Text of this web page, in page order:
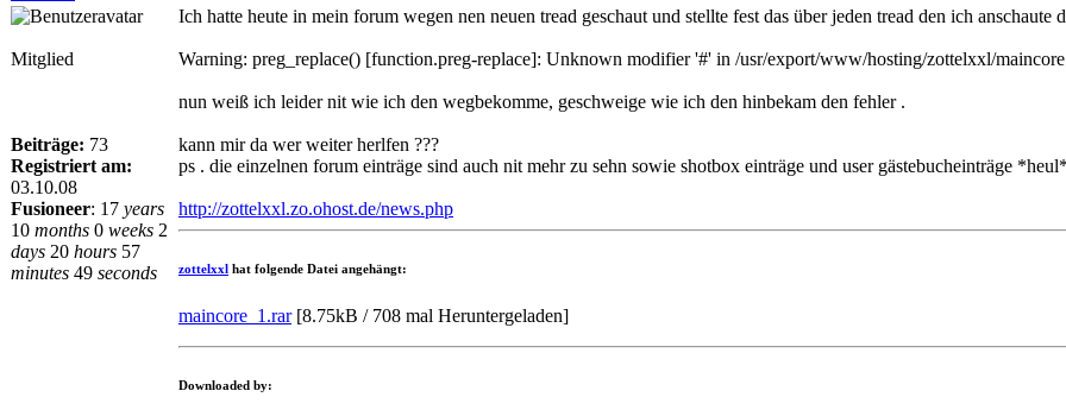
Mitglied
Beiträge: 73
Registriert am:
03.10.08
Fusioneer: 17 years
10 months 0 weeks 2
days 20 hours 57
minutes 49 seconds
Ich hatte heute in mein forum wegen nen neuen tread geschaut und stellte fest das über jeden tread den ich anschaute
Warning: preg_replace() [function.preg-replace]: Unknown modifier '#' in /usr/export/www/hosting/zottelxxl/
nun weiß ich leider nit wie ich den wegbekomme, geschweige wie ich den hinbekam den fehler .
kann mir da wer weiter herlfen ???
ps . die einzelnen forum einträge sind auch nit mehr zu sehn sowie shotbox einträge und user gästebucheinträge
http://zottelxxl.zo.ohost.de/news.php
zottelxxl hat folgende Datei angehängt:
maincore_1.rar[8.75kB / 708 mal Heruntergeladen]
Downloaded by: